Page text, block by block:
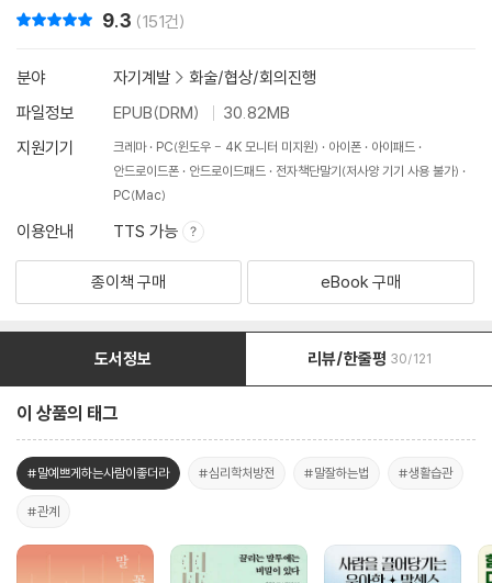
9.3 (151건)
분야 자기계발 > 화술/협상/회의진행
파일정보
EPUB(DRM)
30.82MB
지원기기
크레마 PC(윈도우 - 4K 모니터 미지원) 아이폰
아이패드
안드로이드폰
안드로이드패드
전자책단말기(저사양 기기 사용 불가)
PC(Mac)
이용안내 TTS 가능
종이책 구매 eBook 구매
도서정보 리뷰/한줄평 30/121
이 상품의 태그
#말예쁘게하는사람이좋더라 #심리학처방전 #말잘하는법 #생활습관
#관계